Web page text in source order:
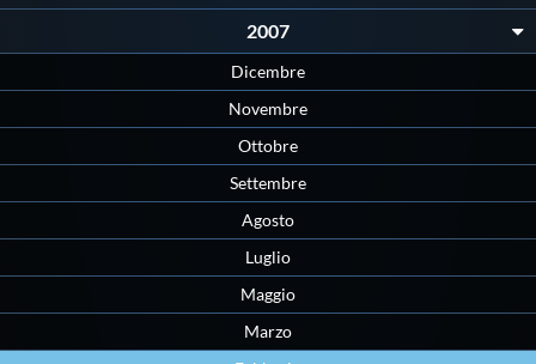
2007
Dicembre
Novembre
Ottobre
Settembre
Agosto
Luglio
Maggio
Marzo